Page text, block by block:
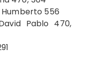
Humberto 556
Pablo 470,